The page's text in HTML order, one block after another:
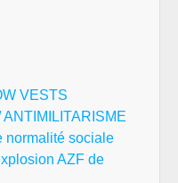
VESTS
normalité sociale
AZF de